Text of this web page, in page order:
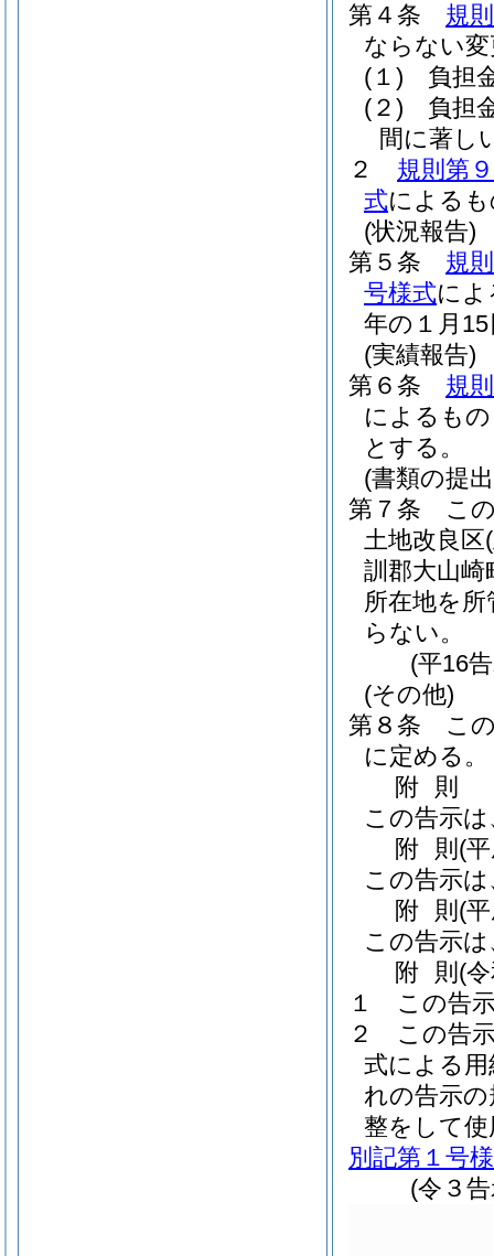
第４条
規
ならない
(１)
負担
(２)
負担
間に著し
２
規則第
式による
(状況報告)
第５条
規
号様式によ
年の１月
(実績報告)
第６条
規
によるも
とする。
(書類の提
第７条
こ
土地改良区
訓郡大山
所在地を
らない。
(平16
(その他)
第８条
こ
に定める。
附 則
この告示
附 則 (
この告示
附 則 (
この告示
附 則 (
１
この告
２
この告
式による
れの告示
整をして
別記第１号
(令３